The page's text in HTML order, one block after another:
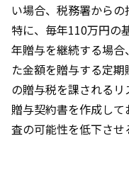
い場合、税務署からの
特に、毎年110万円の
年贈与を継続する場
た金額を贈与する定
の贈与税を課されるリ
贈与契約書を作成し
査の可能性を低下させ